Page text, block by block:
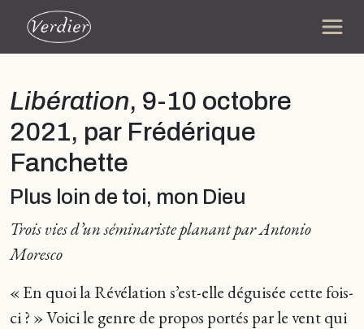
Libération, 9-10 octobre
2021, par Frédérique
Fanchette
Plus loin de toi, mon Dieu
Trois vies d’un séminariste planant par Antonio
Moresco
« En quoi la Révélation s’est-elle déguisée cette fois-
ci ? » Voici le genre de propos portés par le vent qui